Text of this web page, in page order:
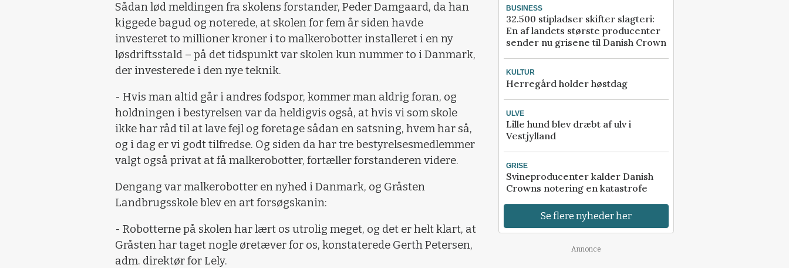
Sådan lød meldingen fra skolens forstander, Peder Damgaard, da han
kiggede bagud og noterede, at skolen for fem år siden havde
investeret to millioner kroner i to malkerobotter installeret i en ny
løsdriftsstald – på det tidspunkt var skolen kun nummer to i Danmark,
der investerede i den nye teknik.
- Hvis man altid går i andres fodspor, kommer man aldrig foran, og
holdningen i bestyrelsen var da heldigvis også, at hvis vi som skole
ikke har råd til at lave fejl og foretage sådan en satsning, hvem har så,
og i dag er vi godt tilfredse. Og siden da har tre bestyrelsesmedlemmer
valgt også privat at få malkerobotter, fortæller forstanderen videre.
Dengang var malkerobotter en nyhed i Danmark, og Gråsten
Landbrugsskole blev en art forsøgskanin:
- Robotterne på skolen har lært os utrolig meget, og det er helt klart, at
Gråsten har taget nogle øretæver for os, konstaterede Gerth Petersen,
adm. direktør for Lely.
BUSINESS
32.500 stipladser skifter slagteri:
En af landets største producenter
sender nu grisene til Danish Crown
KULTUR
Herregård holder høstdag
ULVE
Lille hund blev dræbt af ulv i
Vestjylland
GRISE
Svineproducenter kalder Danish
Crowns notering en katastrofe
Se flere nyheder her
Annonce